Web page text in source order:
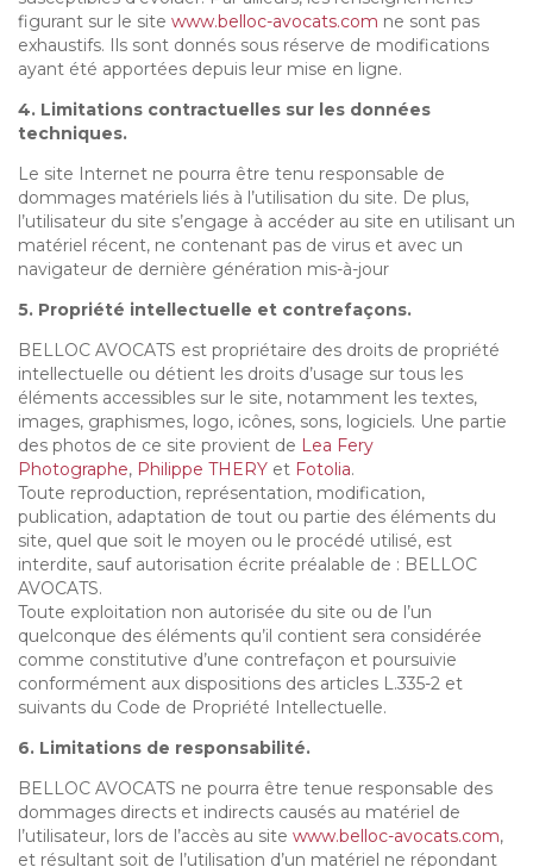
figurant sur le site www.belloc-avocats.com ne sont pas
exhaustifs. Ils sont donnés sous réserve de modifications
ayant été apportées depuis leur mise en ligne.
4. Limitations contractuelles sur les données
techniques.
Le site Internet ne pourra être tenu responsable de
dommages matériels liés à l’utilisation du site. De plus,
l’utilisateur du site s’engage à accéder au site en utilisant un
matériel récent, ne contenant pas de virus et avec un
navigateur de dernière génération mis-à-jour
5. Propriété intellectuelle et contrefaçons.
BELLOC AVOCATS est propriétaire des droits de propriété
intellectuelle ou détient les droits d’usage sur tous les
éléments accessibles sur le site, notamment les textes,
images, graphismes, logo, icônes, sons, logiciels. Une partie
des photos de ce site provient de Lea Fery
Photographe, Philippe THERY et Fotolia.
Toute reproduction, représentation, modification,
publication, adaptation de tout ou partie des éléments du
site, quel que soit le moyen ou le procédé utilisé, est
interdite, sauf autorisation écrite préalable de : BELLOC
AVOCATS.
Toute exploitation non autorisée du site ou de l’un
quelconque des éléments qu’il contient sera considérée
comme constitutive d’une contrefaçon et poursuivie
conformément aux dispositions des articles L.335-2 et
suivants du Code de Propriété Intellectuelle.
6. Limitations de responsabilité.
BELLOC AVOCATS ne pourra être tenue responsable des
dommages directs et indirects causés au matériel de
l’utilisateur, lors de l’accès au site www.belloc-avocats.com,
et résultant soit de l’utilisation d’un matériel ne répondant